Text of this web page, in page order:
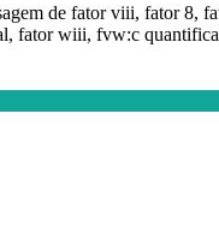
de fator viii, fator
fator wiii, fvw:c